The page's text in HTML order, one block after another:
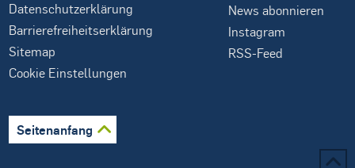
Datenschutzerklärung
Barrierefreiheitserklärung
Sitemap
Cookie Einstellungen
News abonnieren
Instagram
RSS-Feed
Seitenanfang